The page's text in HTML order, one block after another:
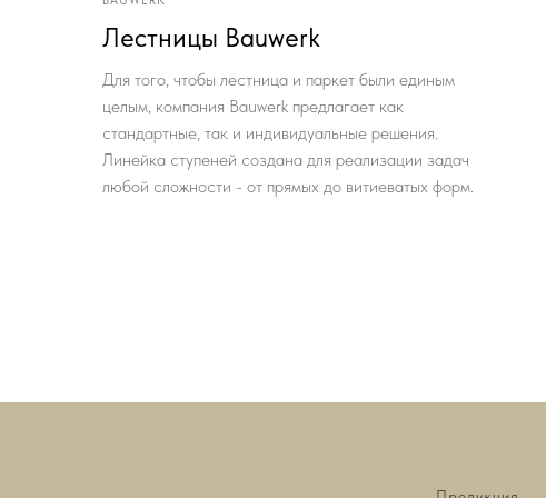
Лестницы Bauwerk
Для того, чтобы лестница и паркет были единым
целым, компания Bauwerk предлагает как
стандартные, так и индивидуальные решения.
Линейка ступеней создана для реализации задач
любой сложности - от прямых до витиеватых форм.